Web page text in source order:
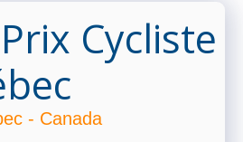
Cycliste
- Canada